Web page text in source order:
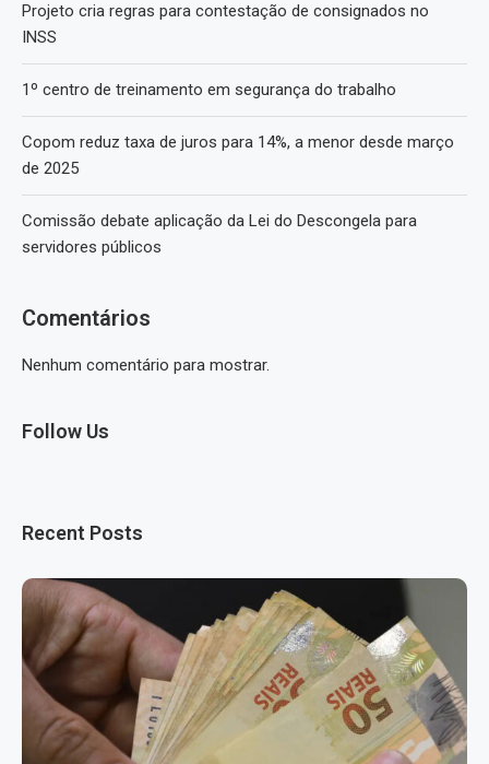
Projeto cria regras para contestação de consignados no
INSS
1º centro de treinamento em segurança do trabalho
Copom reduz taxa de juros para 14%, a menor desde março
de 2025
Comissão debate aplicação da Lei do Descongela para
servidores públicos
Comentários
Nenhum comentário para mostrar.
Follow Us
Recent Posts